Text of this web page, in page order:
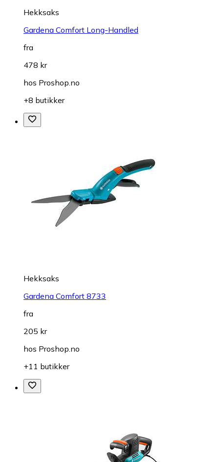
Hekksaks
Gardena Comfort Long-Handled
fra
478 kr
hos Proshop.no
+8 butikker
Hekksaks
Gardena Comfort 8733
fra
205 kr
hos Proshop.no
+11 butikker